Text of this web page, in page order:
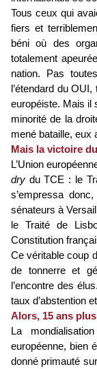
Tous ceux qui
fiers et
béni où des
totalement
nation. Pas
l’étendard du
européiste. Mais il
minorité de la
mené bataille, eux
Mais la victoire
L’Union
dry du TCE : le
s’empressa
sénateurs à
le Traité de
Constitution
Ce véritable coup
de tonnerre et
l’encontre des
taux d’abstention
Alors, 15 ans
La
européenne, bien
donné primauté